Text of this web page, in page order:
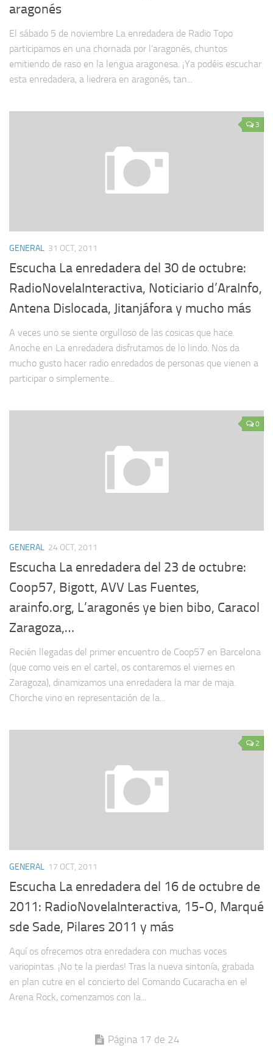
aragonés
El sábado 5 de noviembre La enredadera de Radio Topo
participamos en una chornada por l’aragonés, chuntos
emitiendo de raso en la lengua aragonesa. ¡Ya podéis escuchar
esta enredadera, a liedrera en aragonés, tan...
3
GENERAL 31 OCT, 2011
Escucha La enredadera del 30 de octubre:
RadioNovelaInteractiva, Noticiario d’AraInfo,
Antena Dislocada, Jitanjáfora y mucho más
A veces uno se siente orgulloso de las cosicas que hace.
Anoche en La enredadera disfrutamos de lo lindo. Nos da
mucho gusto hacer radio enredados de personas que vienen a
participar o simplemente...
0
GENERAL 24 OCT, 2011
Escucha La enredadera del 23 de octubre:
Coop57, Bigott, AVV Las Fuentes,
arainfo.org, L’aragonés ye bien bibo, Caracol
Zaragoza,…
Recién llegadas del primer encuentro de Coop57 en Barcelona
(que como veis en el cartel, os contaremos el viernes en
Zaragoza), dinamizamos una enredadera la mar de maja.
Chorche vino en representación de la...
2
GENERAL 17 OCT, 2011
Escucha La enredadera del 16 de octubre de
2011: RadioNovelaInteractiva, 15-O, Marqué
sde Sade, Pilares 2011 y más
Aquí os ofrecemos otra enredadera con muchas voces
variopintas. ¡No te la pierdas! Tras la nueva sintonía, grabada
en plan cutre en el concierto del Comando Cucaracha en el
Arena Rock, comenzamos con la...
Página 17 de 24